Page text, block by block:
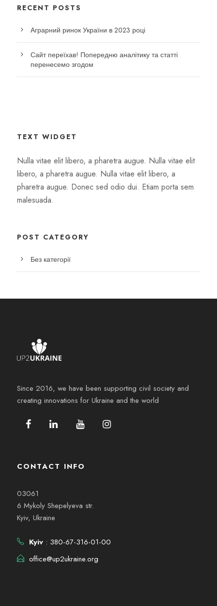
RECENT POSTS
Аграрний ринок України в 2023 році
Сайт переїхав! Попередню аналітику та статті
перенесемо згодом
TEXT WIDGET
Nulla vitae elit libero, a pharetra augue. Nulla vitae elit
libero, a pharetra augue. Nulla vitae elit libero, a
pharetra augue. Donec sed odio dui. Etiam porta sem
malesuada.
POST CATEGORY
Без категорії
Since 2016, we have been supporting civil society and
creating innovations for Ukraine and the world
CONTACT INFO
03061
6 Mykoly Shepelyeva str.
Kyiv, Ukraine
Kyiv : 380-67-316-01-00
office@up2ukraine.org